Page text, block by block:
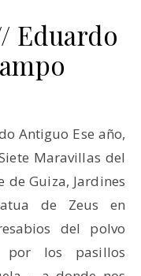
Eduardo
Maravillas del
Guiza, Jardines
de Zeus en
del polvo
por los pasillos